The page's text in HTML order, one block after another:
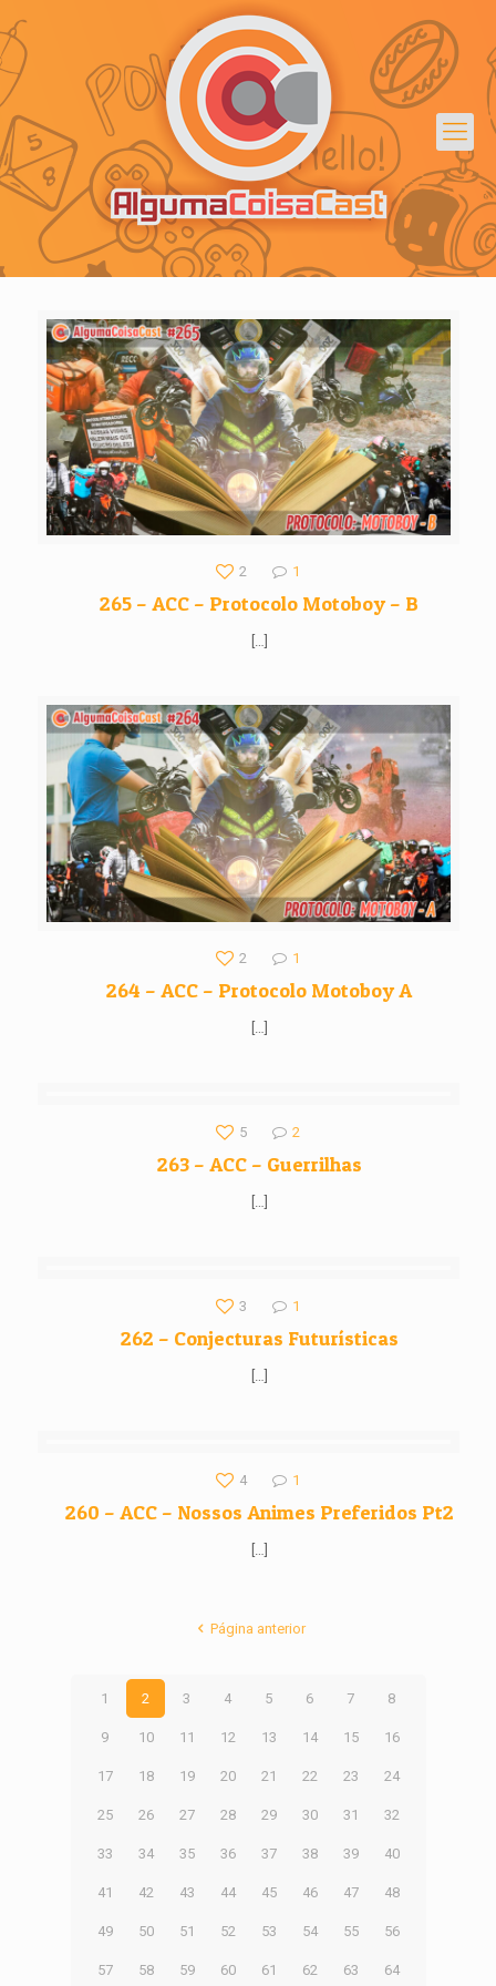
2 1
265 – ACC – Protocolo Motoboy – B
[…]
2 1
264 – ACC – Protocolo Motoboy A
[…]
5 2
263 – ACC – Guerrilhas
[…]
3 1
262 – Conjecturas Futurísticas
[…]
4 1
260 – ACC – Nossos Animes Preferidos Pt2
[…]
Página anterior
1 2 3 4 5 6 7 8
9 10 11 12 13 14 15 16
17 18 19 20 21 22 23 24
25 26 27 28 29 30 31 32
33 34 35 36 37 38 39 40
41 42 43 44 45 46 47 48
49 50 51 52 53 54 55 56
57 58 59 60 61 62 63 64